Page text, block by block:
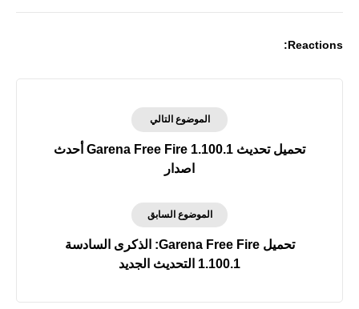
Reactions:
الموضوع التالي
تحميل تحديث Garena Free Fire 1.100.1 أحدث
اصدار
الموضوع السابق
تحميل Garena Free Fire: الذكرى السادسة
1.100.1 التحديث الجديد